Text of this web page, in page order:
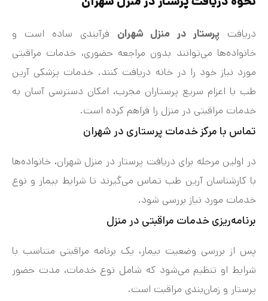
دریافت پرستار در منزل شهران فرآیندی ساده است و
خانواده‌ها می‌توانند بدون مراجعه حضوری، خدمات مراقبتی
مورد نیاز خود را در خانه دریافت کنند. خدمات پزشکی آرین
طب با اعزام سریع پرستاران مجرب، امکان دسترسی آسان به
خدمات مراقبتی در منزل را فراهم کرده است.
تماس با مرکز خدمات پرستاری در شهران
در اولین مرحله برای دریافت پرستار در منزل شهران، خانواده‌ها
با کارشناسان آرین طب تماس می‌گیرند تا شرایط بیمار و نوع
خدمات مورد نیاز بررسی شود.
برنامه‌ریزی خدمات مراقبتی در منزل
پس از بررسی وضعیت بیمار، یک برنامه مراقبتی متناسب با
شرایط او تنظیم می‌شود که شامل نوع خدمات، مدت حضور
پرستار و زمان‌بندی مراقبت است.